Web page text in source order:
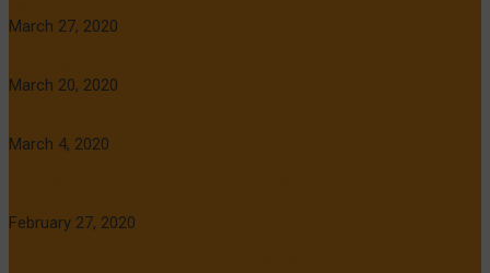
March 27, 2020
March 20, 2020
March 4, 2020
February 27, 2020